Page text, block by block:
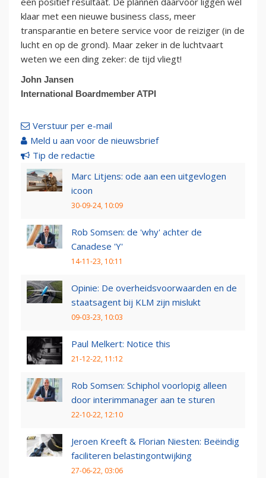
klaar met een nieuwe business class, meer
transparantie en betere service voor de reiziger (in de
lucht en op de grond). Maar zeker in de luchtvaart
weten we een ding zeker: de tijd vliegt!
John Jansen
International Boardmember ATPI
Verstuur per e-mail
Meld u aan voor de nieuwsbrief
Tip de redactie
Marc Litjens: ode aan een uitgevlogen
icoon
30-09-24, 10:09
Rob Somsen: de 'why' achter de
Canadese 'Y'
14-11-23, 10:11
Opinie: De overheidsvoorwaarden en de
staatsagent bij KLM zijn mislukt
09-03-23, 10:03
Paul Melkert: Notice this
21-12-22, 11:12
Rob Somsen: Schiphol voorlopig alleen
door interimmanager aan te sturen
22-10-22, 12:10
Jeroen Kreeft & Florian Niesten: Beëindig
faciliteren belastingontwijking
27-06-22, 03:06